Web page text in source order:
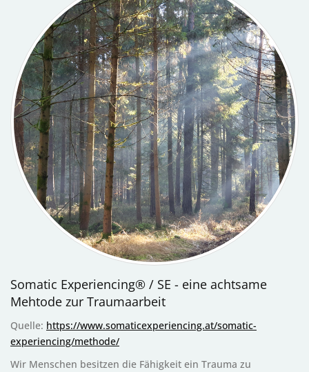
Somatic Experiencing® / SE - eine achtsame
Mehtode zur Traumaarbeit
Quelle: https://www.somaticexperiencing.at/somatic-
experiencing/methode/
Wir Menschen besitzen die Fähigkeit ein Trauma zu